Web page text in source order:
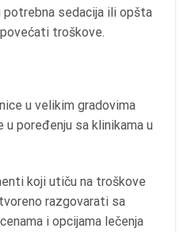
sedacija ili opšta
troškove.
u velikim gradovima
poređenju sa klinikama u
koji utiču na troškove
razgovarati sa
i opcijama lečenja